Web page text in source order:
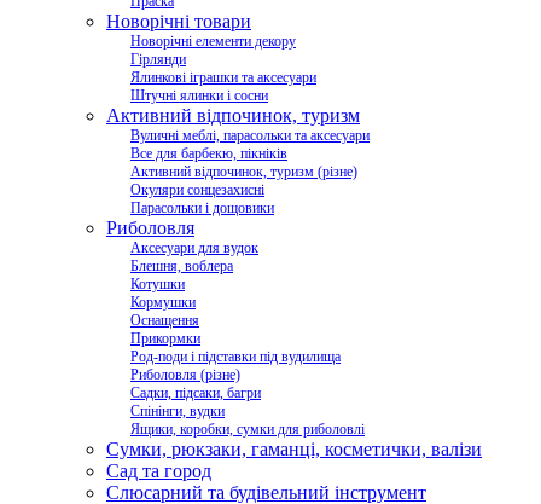
Новорічні товари
Новорічні елементи декору
Гірлянди
Ялинкові іграшки та аксесуари
Штучні ялинки і сосни
Активний відпочинок, туризм
Вуличні меблі, парасольки та аксесуари
Все для барбекю, пікніків
Активний відпочинок, туризм (різне)
Окуляри сонцезахисні
Парасольки і дощовики
Риболовля
Аксесуари для вудок
Блешня, воблера
Котушки
Кормушки
Оснащення
Прикормки
Род-поди і підставки під вудилища
Риболовля (різне)
Садки, підсаки, багри
Спінінги, вудки
Ящики, коробки, сумки для риболовлі
Сумки, рюкзаки, гаманці, косметички, валізи
Сад та город
Слюсарний та будівельний інструмент